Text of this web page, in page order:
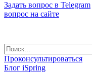
Задать вопрос в Telegram
вопрос на сайте
Проконсультироваться
Блог iSpring